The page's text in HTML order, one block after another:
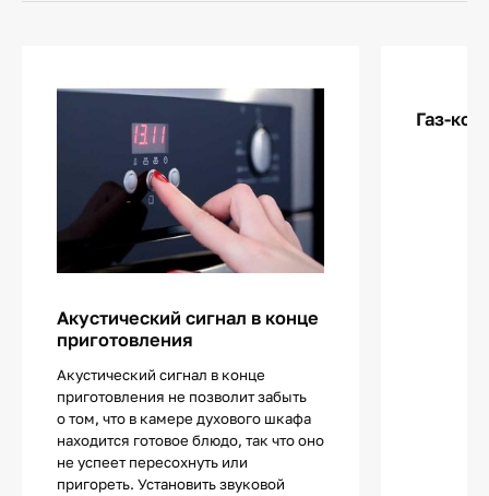
Акустический сигнал в конце
приготовления
Акустический сигнал в конце
приготовления не позволит забыть
о том, что в камере духового шкафа
находится готовое блюдо, так что оно
не успеет пересохнуть или
пригореть. Установить звуковой
Газ-